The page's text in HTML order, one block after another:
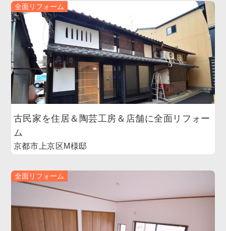
全面リフォーム
古民家を住居＆陶芸工房＆店舗に全面リフォー
ム
京都市上京区M様邸
全面リフォーム